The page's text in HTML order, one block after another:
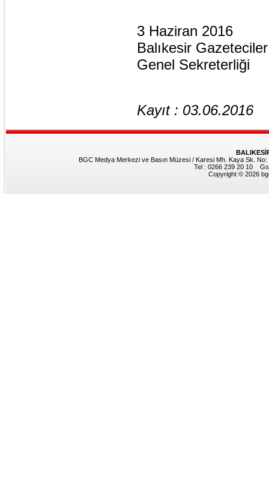
3 Haziran 2016
Balıkesir
Genel Sekreterliği
Kayıt : 03.06.2016
BGC Medya Merkezi ve Basın Müzesi / Karesi Mh. Kaya Sk.
Tel : 0266 239 20 10
Copyright © 2026